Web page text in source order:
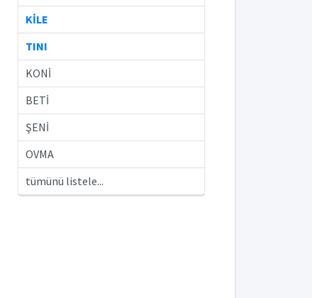
KİLE
TINI
KONİ
BETİ
ŞENİ
OVMA
tümünü listele...